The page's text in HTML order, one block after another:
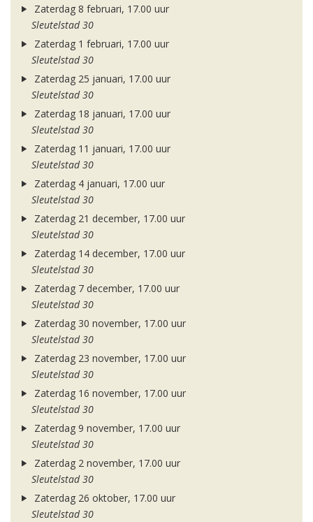
Zaterdag 8 februari, 17.00 uur
Sleutelstad 30
Zaterdag 1 februari, 17.00 uur
Sleutelstad 30
Zaterdag 25 januari, 17.00 uur
Sleutelstad 30
Zaterdag 18 januari, 17.00 uur
Sleutelstad 30
Zaterdag 11 januari, 17.00 uur
Sleutelstad 30
Zaterdag 4 januari, 17.00 uur
Sleutelstad 30
Zaterdag 21 december, 17.00 uur
Sleutelstad 30
Zaterdag 14 december, 17.00 uur
Sleutelstad 30
Zaterdag 7 december, 17.00 uur
Sleutelstad 30
Zaterdag 30 november, 17.00 uur
Sleutelstad 30
Zaterdag 23 november, 17.00 uur
Sleutelstad 30
Zaterdag 16 november, 17.00 uur
Sleutelstad 30
Zaterdag 9 november, 17.00 uur
Sleutelstad 30
Zaterdag 2 november, 17.00 uur
Sleutelstad 30
Zaterdag 26 oktober, 17.00 uur
Sleutelstad 30